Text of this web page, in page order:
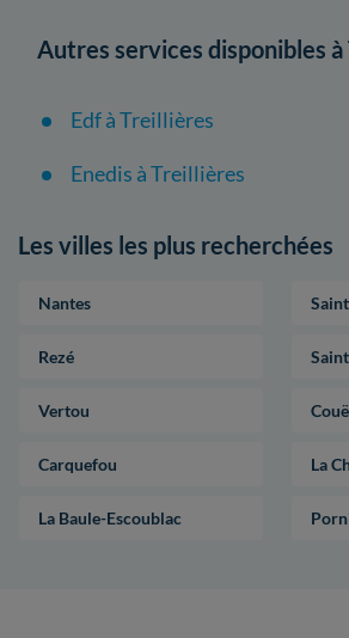
Autres services disponibles
Edf à Treillières
Enedis à Treillières
Les villes les plus recherchées
Nantes
Rezé
Vertou
Carquefou La
La Baule-Escoublac